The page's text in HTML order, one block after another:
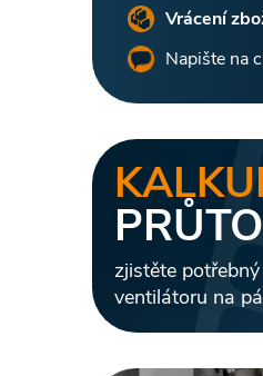
Vrácení
Napište na
zjistěte
ventilátoru na